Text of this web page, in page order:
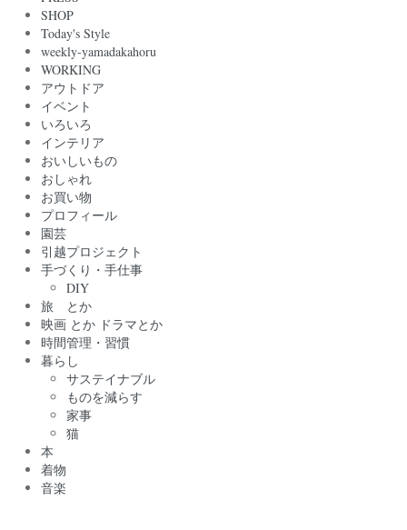
SHOP
Today's Style
weekly-yamadakahoru
WORKING
アウトドア
イベント
いろいろ
インテリア
おいしいもの
おしゃれ
お買い物
プロフィール
園芸
引越プロジェクト
手づくり・手仕事
DIY
旅 とか
映画 とか ドラマとか
時間管理・習慣
暮らし
サステイナブル
ものを減らす
家事
猫
本
着物
音楽